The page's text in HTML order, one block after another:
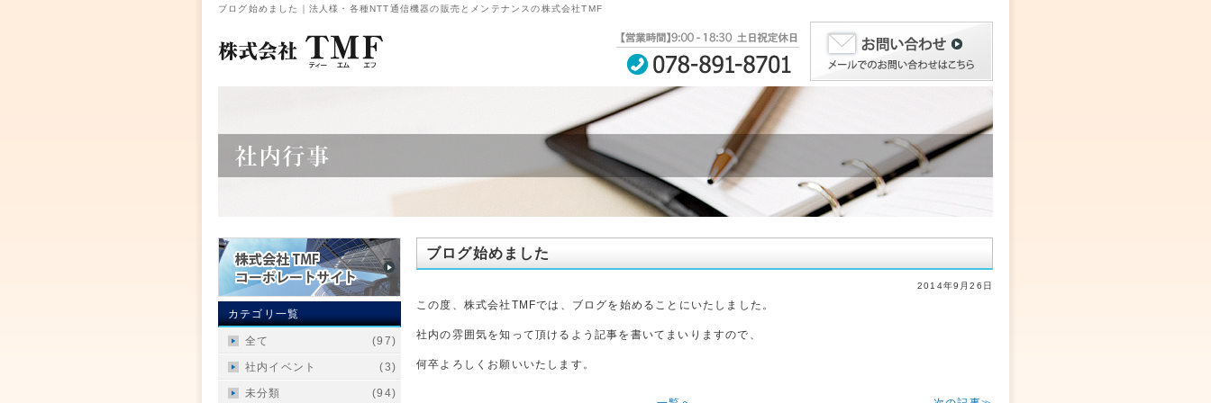
ブログ始めました｜法人様・各種NTT通信機器の販売とメンテナンスの株式会社TMF
ブログ始めました
2014年9月26日
この度、株式会社TMFでは、ブログを始めることにいたしました。
社内の雰囲気を知って頂けるよう記事を書いてまいりますので、
何卒よろしくお願いいたします。
カテゴリ一覧
全て (97)
社内イベント (3)
未分類 (94)